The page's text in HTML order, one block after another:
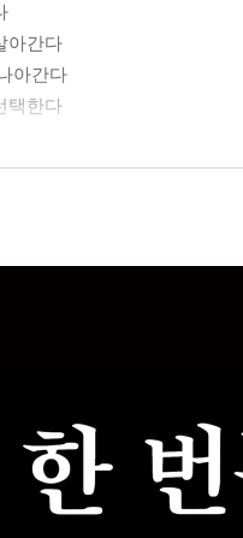
아간다
아간다
택한다
미친다
데 도움 된다
한다